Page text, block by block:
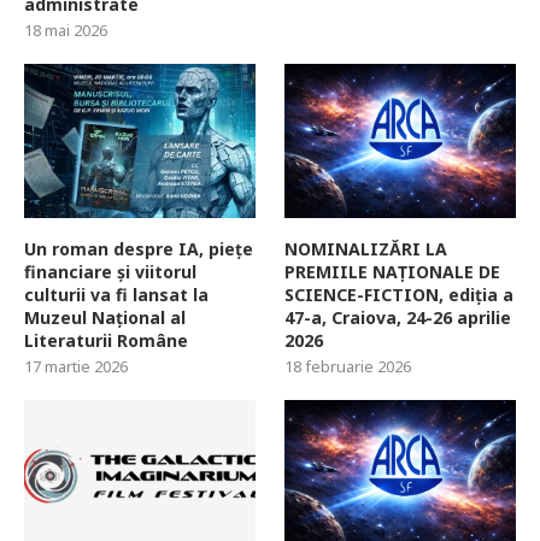
administrate
18 mai 2026
Un roman despre IA, piețe
financiare și viitorul
culturii va fi lansat la
Muzeul Național al
Literaturii Române
17 martie 2026
NOMINALIZĂRI LA
PREMIILE NAȚIONALE DE
SCIENCE-FICTION, ediția a
47-a, Craiova, 24-26 aprilie
2026
18 februarie 2026